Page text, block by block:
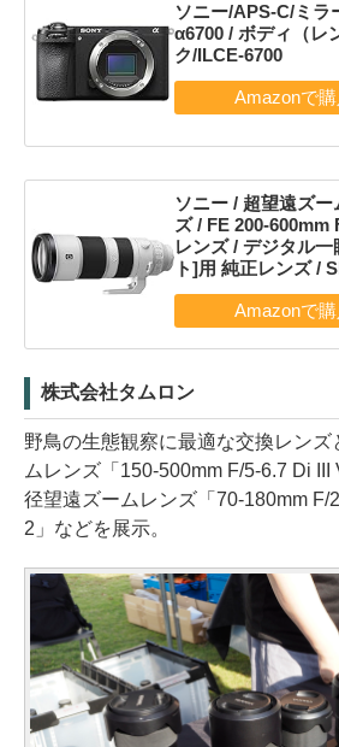
ソニー/APS-C/ミラ
α6700 / ボディ（レ
ク/ILCE-6700
ソニー / 超望遠ズ
ズ / FE 200-600mm
レンズ / デジタル
ト]用 純正レンズ /
株式会社タムロン
野鳥の生態観察に最適な交換レンズ
ムレンズ「150-500mm F/5-6.7 Di III
径望遠ズームレンズ「70-180mm F/
2」などを展示。